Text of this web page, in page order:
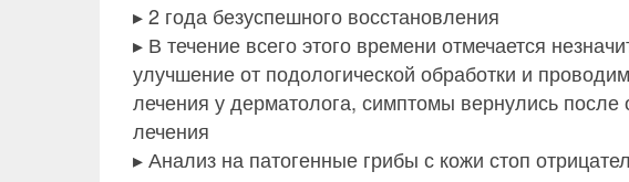
▸ 2 года безуспешного восстановления
▸ В течение всего этого времени отмечается
улучшение от подологической обработки и
лечения у дерматолога, симптомы вернулись после
лечения
▸ Анализ на патогенные грибы с кожи стоп